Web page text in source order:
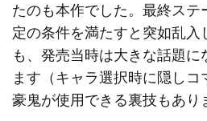
たのも本作でした。最終ス
定の条件を満たすと突如乱入
も、発売当時は大きな話題に
ます（キャラ選択時に隠しコ
豪鬼が使用できる裏技もあり